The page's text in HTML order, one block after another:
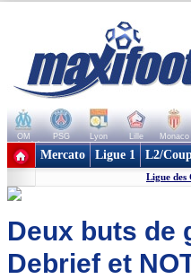
OM PSG Lyon Lille Monaco
+ de clubs
Mercato Ligue 1 L2/
Ligue des
Deux buts de
Debrief et